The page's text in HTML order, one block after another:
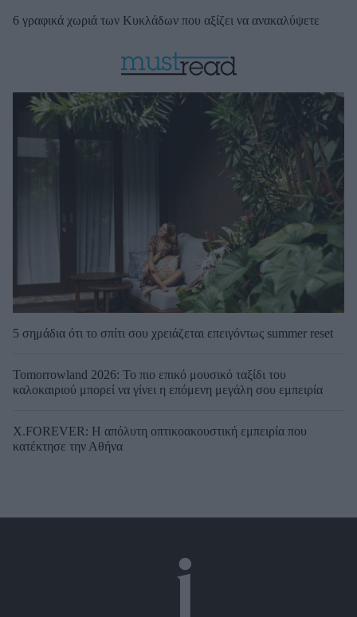
6 γραφικά χωριά των Κυκλάδων που αξίζει να ανακαλύψετε
5 σημάδια ότι το σπίτι σου χρειάζεται επειγόντως summer reset
Tomorrowland 2026: Το πιο επικό μουσικό ταξίδι του
καλοκαιριού μπορεί να γίνει η επόμενη μεγάλη σου εμπειρία
X.FOREVER: Η απόλυτη οπτικοακουστική εμπειρία που
κατέκτησε την Αθήνα